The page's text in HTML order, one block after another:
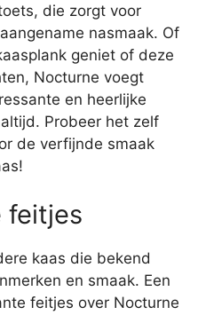
die zorgt voor
nasmaak. Of
geniet of deze
Nocturne voegt
en heerlijke
Probeer het zelf
de verfijnde smaak
feitjes
kaas die bekend
en smaak. Een
feitjes over Nocturne